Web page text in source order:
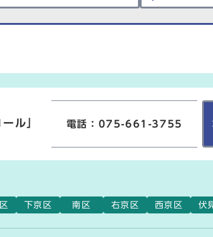
ル」 電話：075-661-3755
下京区 南区 右京区 西京区 伏